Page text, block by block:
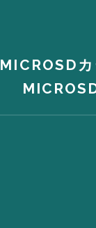
MICROSD